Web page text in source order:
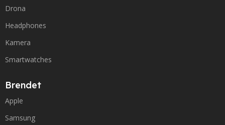
Drona
Headphones
Kamera
Smartwatches
Brendet
Apple
Samsung